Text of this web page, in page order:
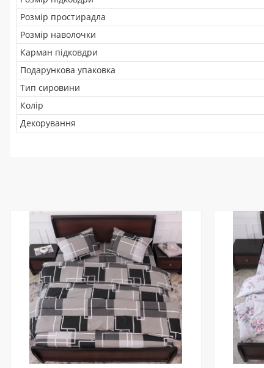
Розмір простирадла
Розмір наволочки
Карман підковдри
Подарункова упаковка
Тип сировини
Колір
Декорування